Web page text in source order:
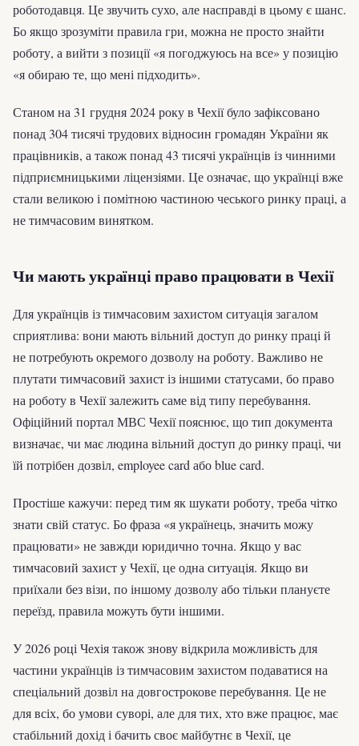
роботодавця. Це звучить сухо, але насправді в цьому є шанс.
Бо якщо зрозуміти правила гри, можна не просто знайти
роботу, а вийти з позиції «я погоджуюсь на все» у позицію
«я обираю те, що мені підходить».
Станом на 31 грудня 2024 року в Чехії було зафіксовано
понад 304 тисячі трудових відносин громадян України як
працівників, а також понад 43 тисячі українців із чинними
підприємницькими ліцензіями. Це означає, що українці вже
стали великою і помітною частиною чеського ринку праці, а
не тимчасовим винятком.
Чи мають українці право працювати в Чехії
Для українців із тимчасовим захистом ситуація загалом
сприятлива: вони мають вільний доступ до ринку праці й
не потребують окремого дозволу на роботу. Важливо не
плутати тимчасовий захист із іншими статусами, бо право
на роботу в Чехії залежить саме від типу перебування.
Офіційний портал МВС Чехії пояснює, що тип документа
визначає, чи має людина вільний доступ до ринку праці, чи
їй потрібен дозвіл, employee card або blue card.
Простіше кажучи: перед тим як шукати роботу, треба чітко
знати свій статус. Бо фраза «я українець, значить можу
працювати» не завжди юридично точна. Якщо у вас
тимчасовий захист у Чехії, це одна ситуація. Якщо ви
приїхали без візи, по іншому дозволу або тільки плануєте
переїзд, правила можуть бути іншими.
У 2026 році Чехія також знову відкрила можливість для
частини українців із тимчасовим захистом подаватися на
спеціальний дозвіл на довгострокове перебування. Це не
для всіх, бо умови суворі, але для тих, хто вже працює, має
стабільний дохід і бачить своє майбутнє в Чехії, це